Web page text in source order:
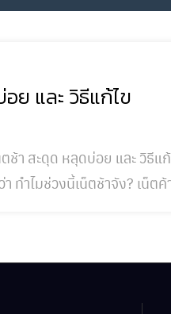
ย และ วิธีแก้ไข
า สะดุด หลุดบ่อย และ วิธีแ
ำไมช่วงนี้เน็ตช้าจัง? เน็ต